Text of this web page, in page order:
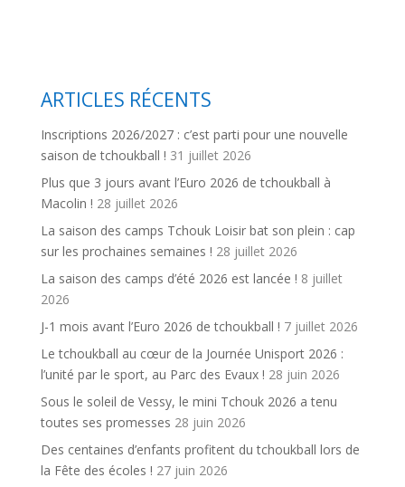
ARTICLES RÉCENTS
Inscriptions 2026/2027 : c’est parti pour une nouvelle
saison de tchoukball ! 31 juillet 2026
Plus que 3 jours avant l’Euro 2026 de tchoukball à
Macolin ! 28 juillet 2026
La saison des camps Tchouk Loisir bat son plein : cap
sur les prochaines semaines ! 28 juillet 2026
La saison des camps d’été 2026 est lancée ! 8 juillet
2026
J-1 mois avant l’Euro 2026 de tchoukball ! 7 juillet 2026
Le tchoukball au cœur de la Journée Unisport 2026 :
l’unité par le sport, au Parc des Evaux ! 28 juin 2026
Sous le soleil de Vessy, le mini Tchouk 2026 a tenu
toutes ses promesses 28 juin 2026
Des centaines d’enfants profitent du tchoukball lors de
la Fête des écoles ! 27 juin 2026